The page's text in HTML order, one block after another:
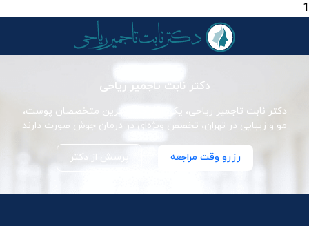
1
دکتر نابت تاجمیر ریاحی
دکتر نابت تاجمیر ریاحی، یکی از برجسته‌ترین متخصصان پوست،
مو و زیبایی در تهران، تخصص ویژه‌ای در درمان جوش صورت دارند
رزرو وقت مراجعه پرسش از دکتر